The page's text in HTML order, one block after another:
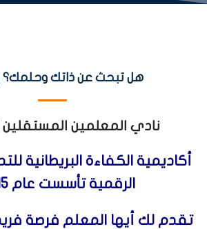
نادي المعلمين المستقلين
هل تبحث عن ذاتك وحلمك؟
أكاديمية الكفاءة البريطانية
الرقمية تأسست عام 2015
تقدم لك أيها المعلم فرصة